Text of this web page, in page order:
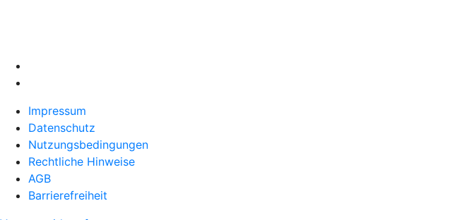
Impressum
Datenschutz
Nutzungsbedingungen
Rechtliche Hinweise
AGB
Barrierefreiheit